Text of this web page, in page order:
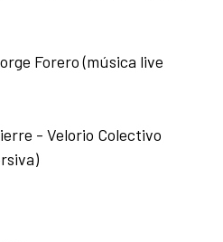
Forero (música live
- Velorio Colectivo